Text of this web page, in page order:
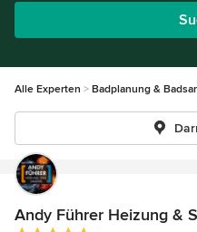
Alle Experten Badplanung &
Andy Führer Heizung &